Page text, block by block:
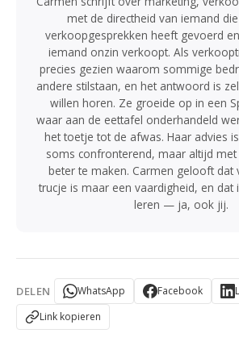
met de directheid van iemand
verkoopgesprekken heeft gevoerd
iemand onzin verkoopt. Als
precies gezien waarom sommige
andere stilstaan, en het antwoord is
willen horen. Ze groeide op in een
waar aan de eettafel onderhandeld
het toetje tot de afwas. Haar advies
soms confronterend, maar altijd
beter te maken. Carmen gelooft dat
trucje is maar een vaardigheid, en dat
leren — ja, ook jij.
DELEN WhatsApp Facebook
Link kopieren